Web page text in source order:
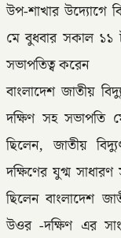
উপ-শাখার উদ্যােগে
মে বুধবার সকাল ১১
সভাপতিত্ব করেন
বাংলাদেশ জাতীয়
দক্ষিণ সহ সভাপতি
ছিলেন, জাতীয়
দক্ষিণের যুগ্ম
ছিলেন বাংলাদেশ
উওর -দক্ষিণ এর